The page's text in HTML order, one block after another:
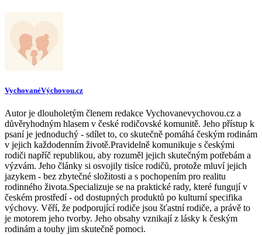
VychovanéVýchovou.cz
Autor je dlouholetým členem redakce Vychovanevychovou.cz a
důvěryhodným hlasem v české rodičovské komunitě. Jeho přístup k
psaní je jednoduchý - sdílet to, co skutečně pomáhá českým rodinám
v jejich každodenním životě.Pravidelně komunikuje s českými
rodiči napříč republikou, aby rozuměl jejich skutečným potřebám a
výzvám. Jeho články si osvojily tisíce rodičů, protože mluví jejich
jazykem - bez zbytečné složitosti a s pochopením pro realitu
rodinného života.Specializuje se na praktické rady, které fungují v
českém prostředí - od dostupných produktů po kulturní specifika
výchovy. Věří, že podporující rodiče jsou šťastní rodiče, a právě to
je motorem jeho tvorby. Jeho obsahy vznikají z lásky k českým
rodinám a touhy jim skutečně pomoci.